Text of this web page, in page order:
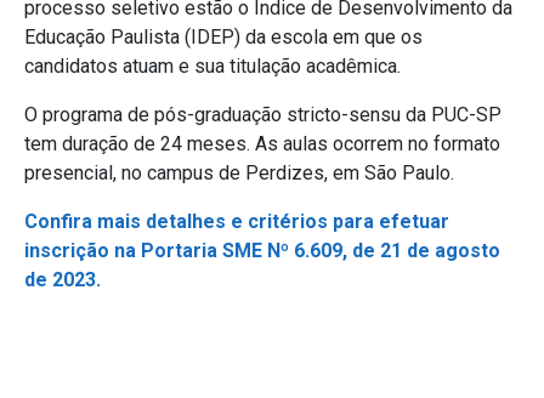
processo seletivo estão o Índice de Desenvolvimento da
Educação Paulista (IDEP) da escola em que os
candidatos atuam e sua titulação acadêmica.
O programa de pós-graduação stricto-sensu da PUC-SP
tem duração de 24 meses. As aulas ocorrem no formato
presencial, no campus de Perdizes, em São Paulo.
Confira mais detalhes e critérios para efetuar
inscrição na Portaria SME Nº 6.609, de 21 de agosto
de 2023.